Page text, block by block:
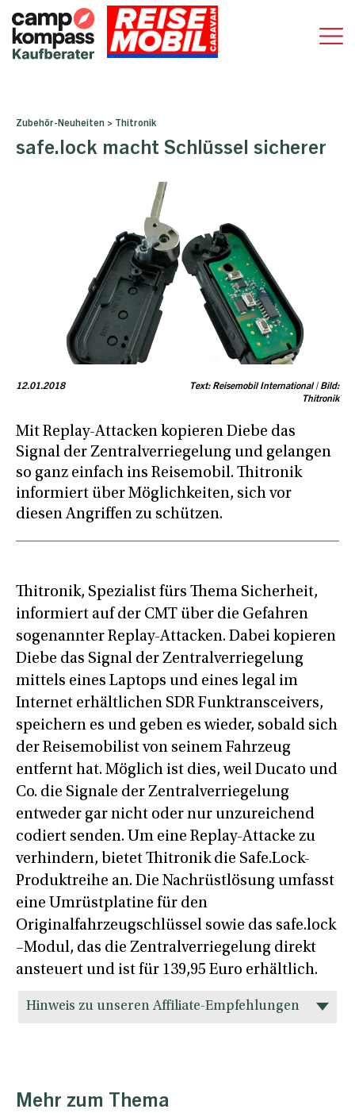
Zubehör-Neuheiten > Thitronik
safe.lock macht Schlüssel sicherer
12.01.2018
Text: Reisemobil International | Bild:
Thitronik
Mit Replay-Attacken kopieren Diebe das
Signal der Zentralverriegelung und gelangen
so ganz einfach ins Reisemobil. Thitronik
informiert über Möglichkeiten, sich vor
diesen Angriffen zu schützen.
Thitronik, Spezialist fürs Thema Sicherheit,
informiert auf der CMT über die Gefahren
sogenannter Replay-Attacken. Dabei kopieren
Diebe das Signal der Zentralverriegelung
mittels eines Laptops und eines legal im
Internet erhältlichen SDR Funktransceivers,
speichern es und geben es wieder, sobald sich
der Reisemobilist von seinem Fahrzeug
entfernt hat. Möglich ist dies, weil Ducato und
Co. die Signale der Zentralverriegelung
entweder gar nicht oder nur unzureichend
codiert senden. Um eine Replay-Attacke zu
verhindern, bietet Thitronik die Safe.Lock-
Produktreihe an. Die Nachrüstlösung umfasst
eine Umrüstplatine für den
Originalfahrzeugschlüssel sowie das safe.lock
–Modul, das die Zentralverriegelung direkt
ansteuert und ist für 139,95 Euro erhältlich.
Hinweis zu unseren Affiliate-Empfehlungen
Mehr zum Thema